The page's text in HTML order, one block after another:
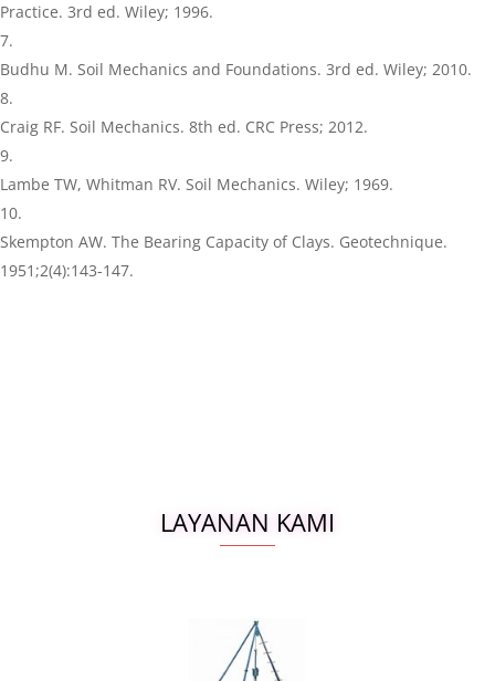
Practice. 3rd ed. Wiley; 1996.
Budhu M. Soil Mechanics and Foundations. 3rd ed. Wiley; 2010.
Craig RF. Soil Mechanics. 8th ed. CRC Press; 2012.
Lambe TW, Whitman RV. Soil Mechanics. Wiley; 1969.
Skempton AW. The Bearing Capacity of Clays. Geotechnique.
1951;2(4):143-147.
LAYANAN KAMI